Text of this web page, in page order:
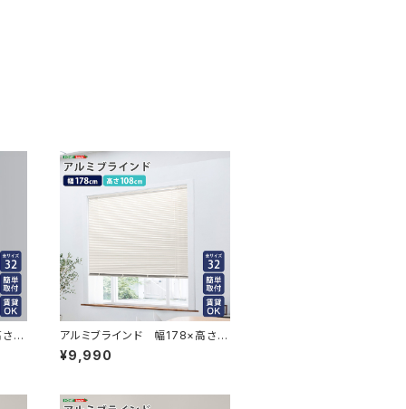
13
アルミブラインド 幅178×高さ1
08cm SH-29-TAB178-108
¥9,990